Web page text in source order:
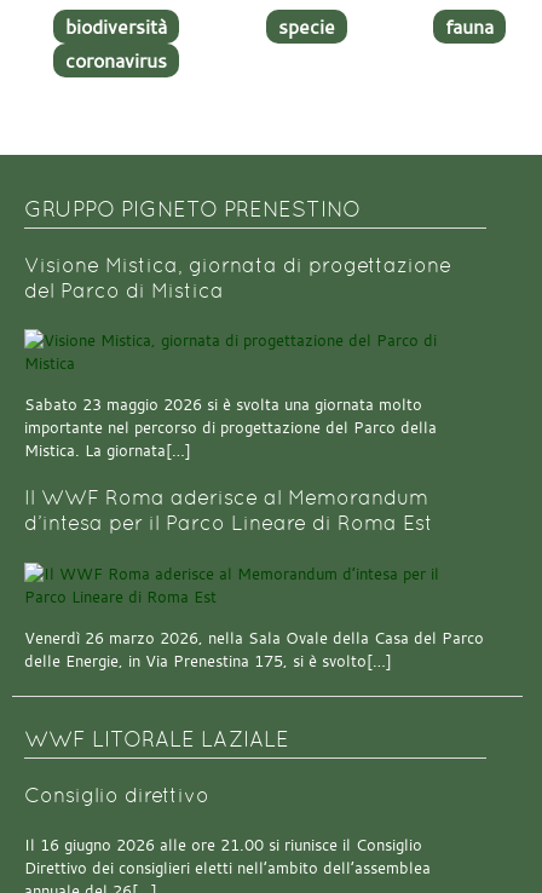
biodiversità specie
fauna
coronavirus
GRUPPO PIGNETO PRENESTINO
Visione Mistica, giornata di progettazione
del Parco di Mistica
Sabato 23 maggio 2026 si è svolta una giornata molto
importante nel percorso di progettazione del Parco della
Mistica. La giornata[…]
Il WWF Roma aderisce al Memorandum
d’intesa per il Parco Lineare di Roma Est
Venerdì 26 marzo 2026, nella Sala Ovale della Casa del Parco
delle Energie, in Via Prenestina 175, si è svolto[…]
WWF LITORALE LAZIALE
Consiglio direttivo
Il 16 giugno 2026 alle ore 21.00 si riunisce il Consiglio
Direttivo dei consiglieri eletti nell’ambito dell’assemblea